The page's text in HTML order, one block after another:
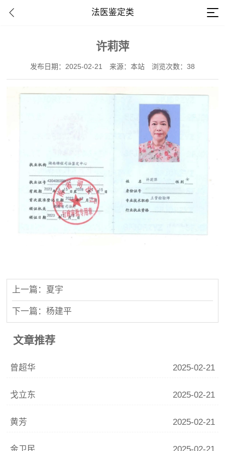
法医鉴定类
许莉萍
发布日期：2025-02-21 来源：本站 浏览次数：38
上一篇：夏宇
下一篇：杨建平
文章推荐
曾超华 2025-02-21
戈立东 2025-02-21
黄芳 2025-02-21